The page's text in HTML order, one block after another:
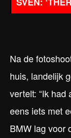
Na de
huis, landelijk
vertelt: “Ik had
eens iets met
BMW lag voor